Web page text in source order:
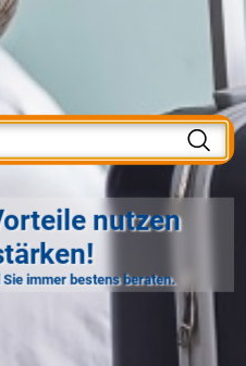
nutzen
immer bestens beraten.